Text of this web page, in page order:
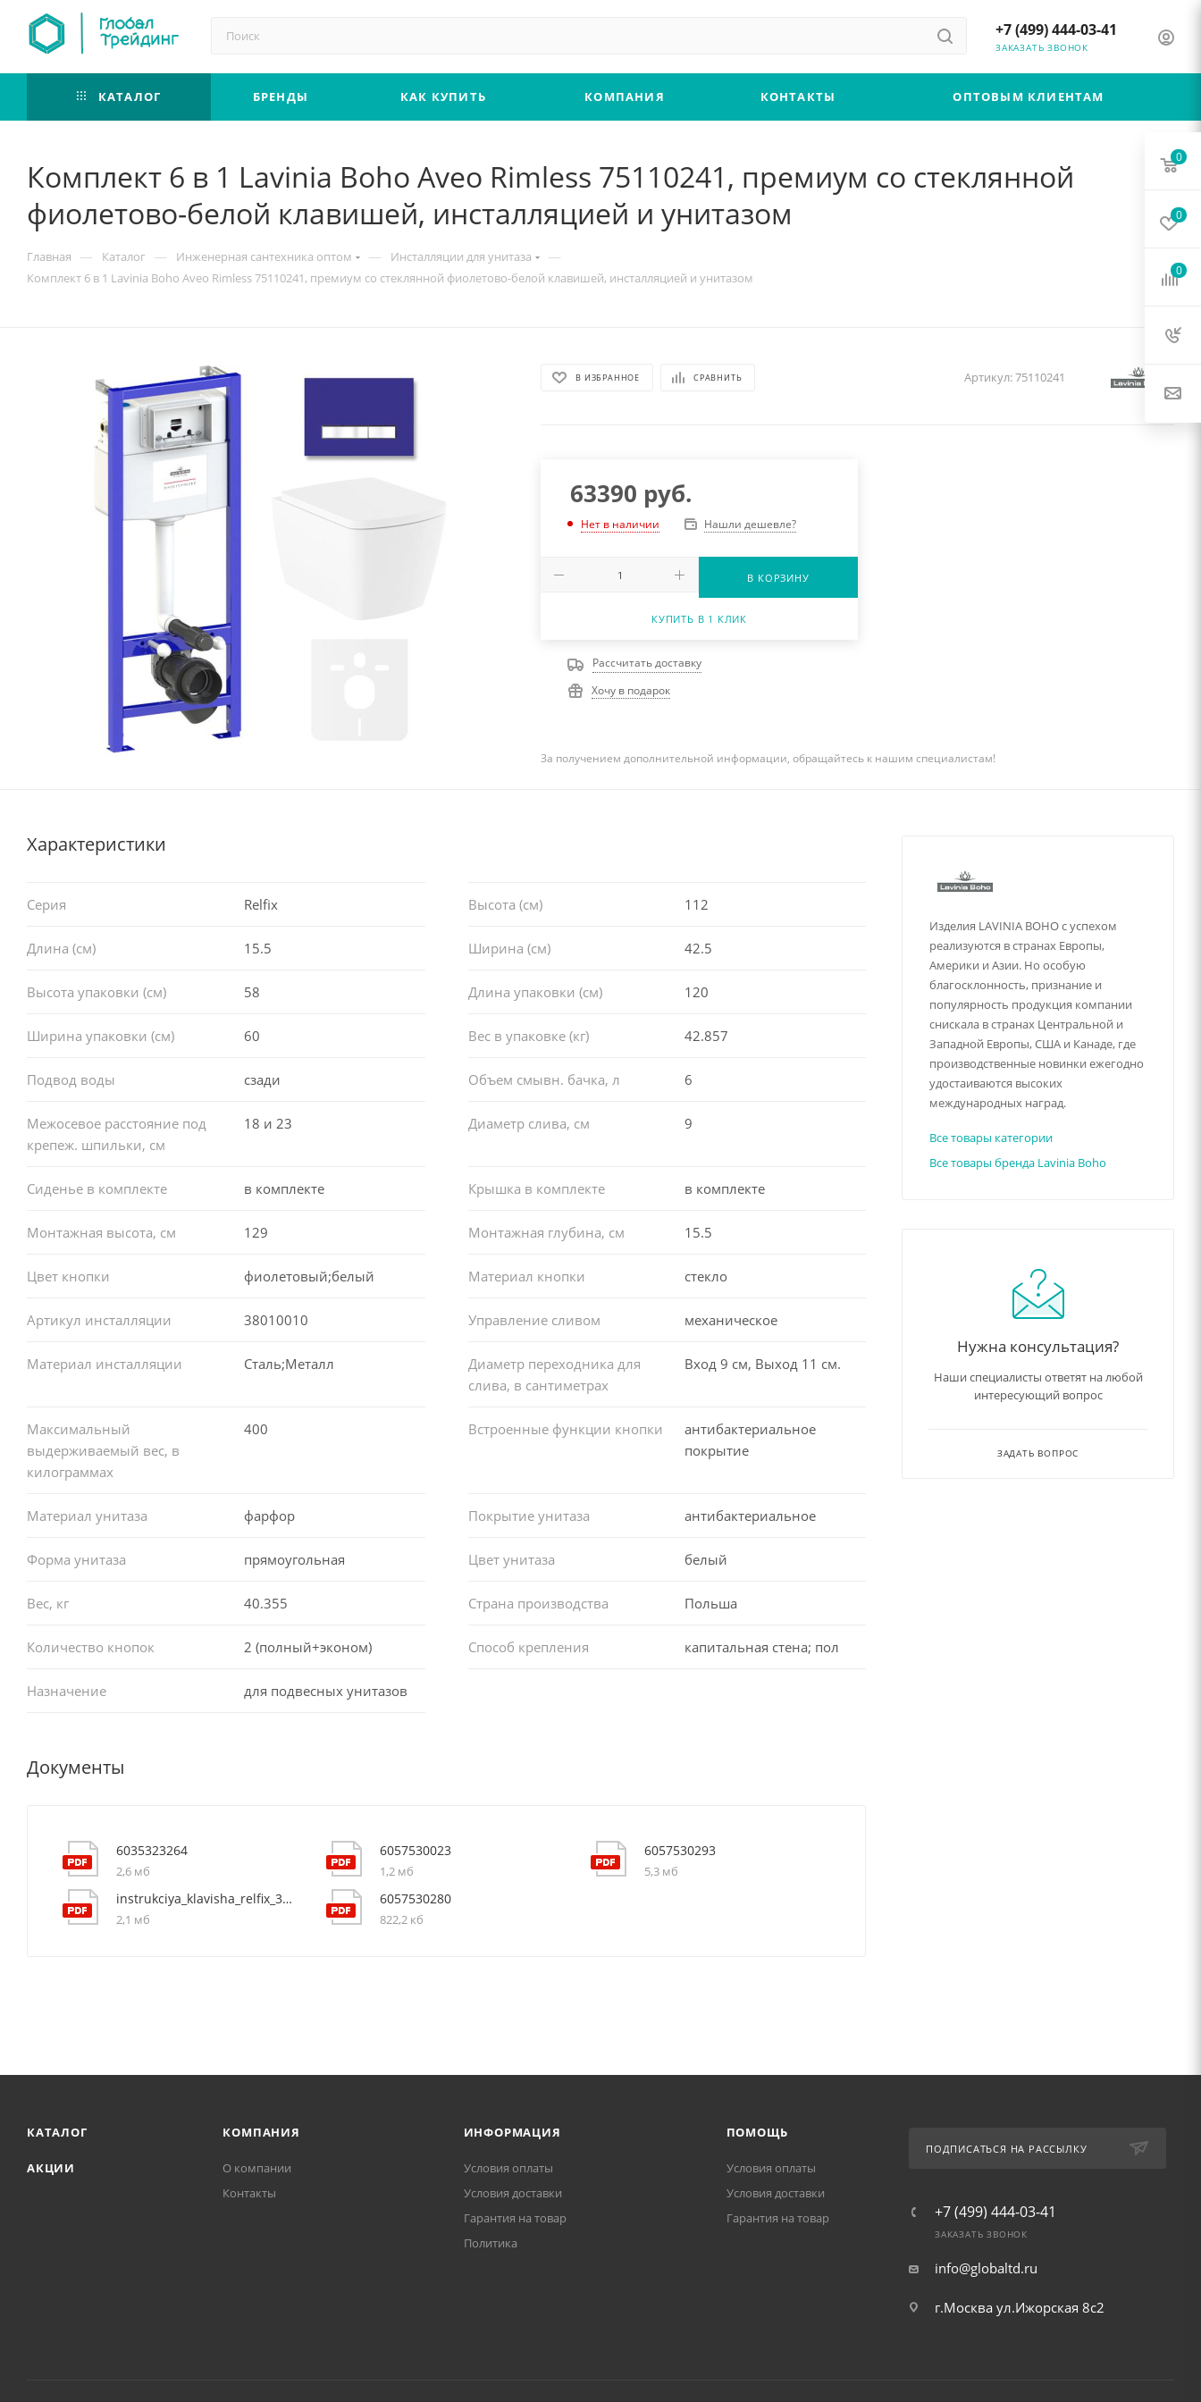
+7 (499) 444-03-41
ЗАКАЗАТЬ ЗВОНОК
КАТАЛОГ БРЕНДЫ КАК КУПИТЬ КОМПАНИЯ КОНТАКТЫ ОПТОВЫМ КЛИЕНТАМ
Комплект 6 в 1 Lavinia Boho Aveo Rimless 75110241, премиум со стеклянной
фиолетово-белой клавишей, инсталляцией и унитазом
Главная — Каталог — Инженерная сантехника оптом — Инсталляции для унитаза —
Комплект 6 в 1 Lavinia Boho Aveo Rimless 75110241, премиум со стеклянной фиолетово-белой клавишей, инсталляцией и унитазом
В ИЗБРАННОЕ СРАВНИТЬ Артикул:75110241
63390 руб.
Нет в наличии Нашли дешевле?
В КОРЗИНУ
КУПИТЬ В 1 КЛИК
Рассчитать доставку
Хочу в подарок
За получением дополнительной информации, обращайтесь к нашим специалистам!
Характеристики
Серия Relfix Высота (см) 112
Длина (см) 15.5 Ширина (см) 42.5
Высота упаковки (см) 58 Длина упаковки (см) 120
Ширина упаковки (см) 60 Вес в упаковке (кг) 42.857
Подвод воды сзади Объем смывн. бачка, л 6
Межосевое расстояние под
крепеж. шпильки, см
18 и 23 Диаметр слива, см 9
Сиденье в комплекте в комплекте Крышка в комплекте в комплекте
Монтажная высота, см 129 Монтажная глубина, см 15.5
Цвет кнопки фиолетовый;белый Материал кнопки стекло
Артикул инсталляции 38010010 Управление сливом механическое
Материал инсталляции Сталь;Металл
Диаметр переходника для
слива, в сантиметрах
Вход 9 см, Выход 11 см.
Максимальный
выдерживаемый вес, в
килограммах
400 Встроенные функции кнопки
антибактериальное
покрытие
Материал унитаза фарфор Покрытие унитаза антибактериальное
Форма унитаза прямоугольная Цвет унитаза белый
Вес, кг 40.355 Страна производства Польша
Количество кнопок 2 (полный+эконом) Способ крепления капитальная стена; пол
Назначение для подвесных унитазов
Документы
6035323264
2,6 мб
6057530023
1,2 мб
6057530293
5,3 мб
instrukciya_klavisha_relfix_3805003w
2,1 мб
6057530280
822,2 кб
Изделия LAVINIA BOHO с успехом
реализуются в странах Европы,
Америки и Азии. Но особую
благосклонность, признание и
популярность продукция компании
снискала в странах Центральной и
Западной Европы, США и Канаде, где
производственные новинки ежегодно
удостаиваются высоких
международных наград.
Все товары категории
Все товары бренда Lavinia Boho
Нужна консультация?
Наши специалисты ответят на любой
интересующий вопрос
ЗАДАТЬ ВОПРОС
КАТАЛОГ
АКЦИИ
КОМПАНИЯ
О компании
Контакты
ИНФОРМАЦИЯ
Условия оплаты
Условия доставки
Гарантия на товар
Политика
ПОМОЩЬ
Условия оплаты
Условия доставки
Гарантия на товар
ПОДПИСАТЬСЯ НА РАССЫЛКУ
+7 (499) 444-03-41
ЗАКАЗАТЬ ЗВОНОК
info@globaltd.ru
г.Москва ул.Ижорская 8с2
0
0
0